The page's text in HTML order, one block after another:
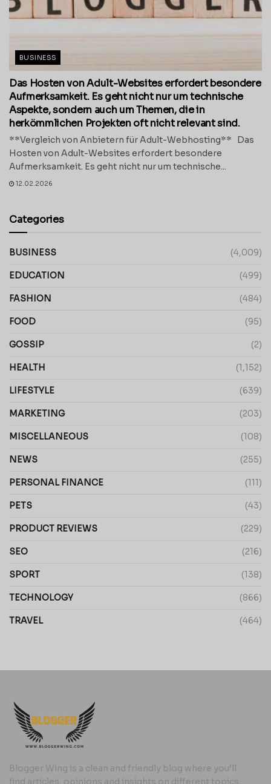
BUSINESS
Das Hosten von Adult-Websites erfordert besondere
Aufmerksamkeit. Es geht nicht nur um technische
Aspekte, sondern auch um Themen, die in
herkömmlichen Projekten oft nicht relevant sind.
**Vergleich von Anbietern für Adult-Webhosting** Das
Hosten von Adult-Websites erfordert besondere
Aufmerksamkeit. Es geht nicht nur um technische...
12.02.2026
Categories
BUSINESS (4,009)
EDUCATION (499)
FASHION (484)
FOOD (95)
GOSSIP (2)
HEALTH (1,152)
LIFESTYLE (639)
MARKETING (203)
MISCELLANEOUS (108)
NEWS (255)
PERSONAL FINANCE (111)
PETS (43)
PRODUCT REVIEWS (229)
SEO (216)
SPORT (138)
TECHNOLOGY (866)
TRAVEL (464)
Blogger Wing is a clean and friendly blog where you’ll
find articles, opinions and insights on different topics,